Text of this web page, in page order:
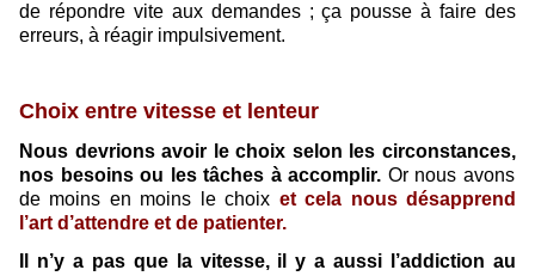
de répondre vite aux demandes ; ça pousse à faire des
erreurs, à réagir impulsivement.
Choix entre vitesse et lenteur
Nous devrions avoir le choix selon les circonstances,
nos besoins ou les tâches à accomplir. Or nous avons
de moins en moins le choix et cela nous désapprend
l’art d’attendre et de patienter.
Il n’y a pas que la vitesse, il y a aussi l’addiction au